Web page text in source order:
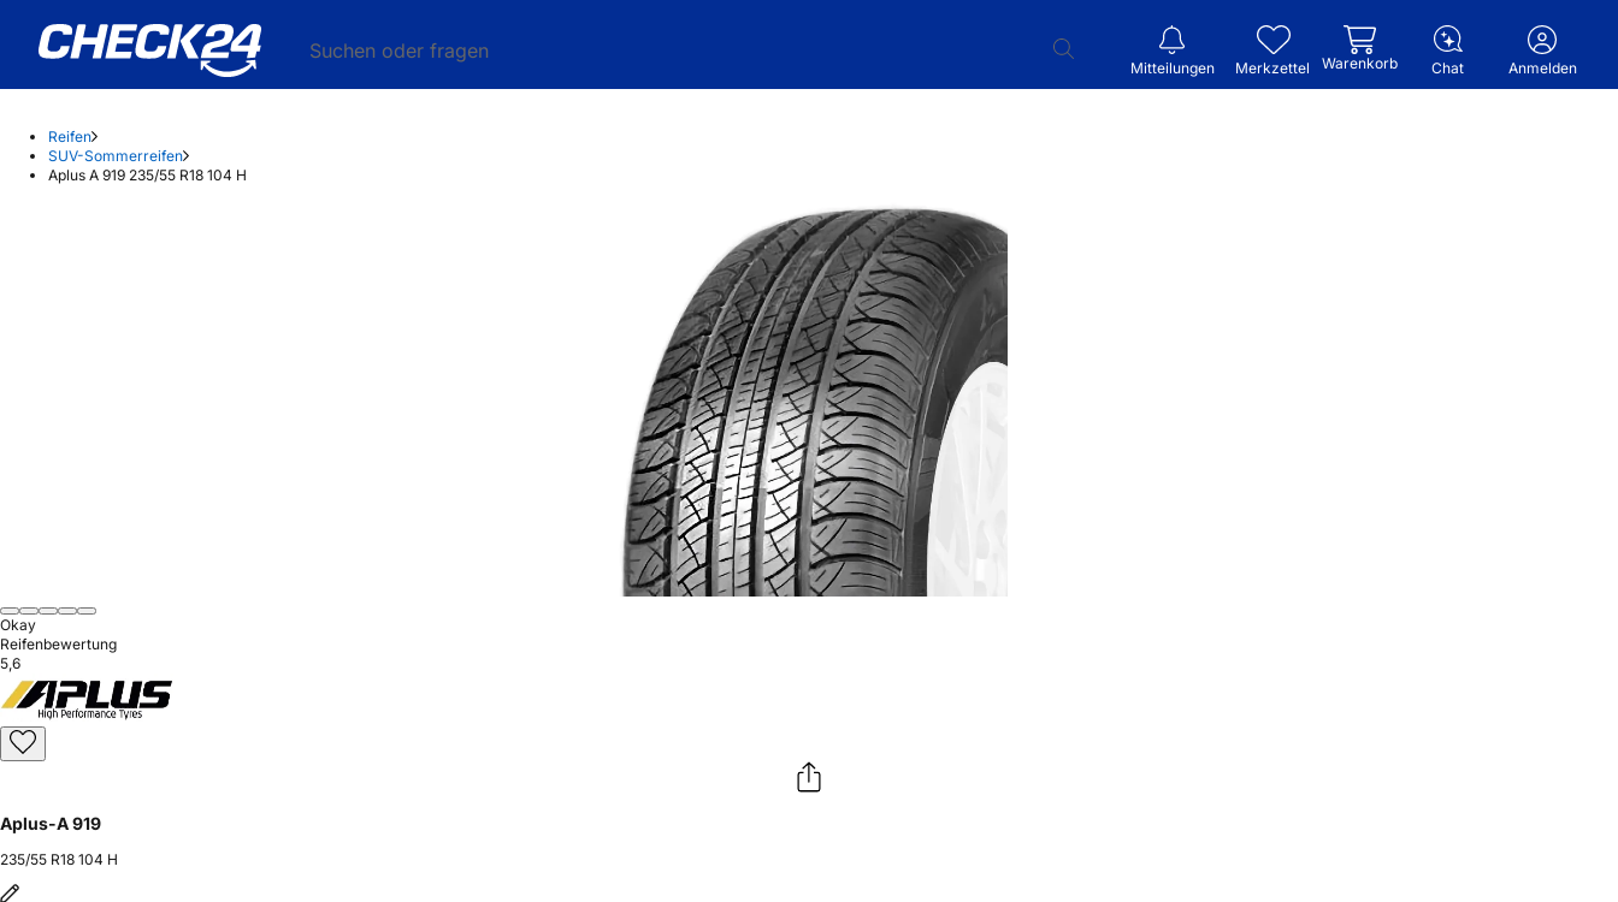
Suchen oder fragen
Mitteilungen Merkzettel Warenkorb Chat Anmelden
Reifen
SUV-Sommerreifen
Aplus A 919 235/55 R18 104 H
Okay
Reifenbewertung
5,6
Aplus-A 919
235/55 R18 104 H